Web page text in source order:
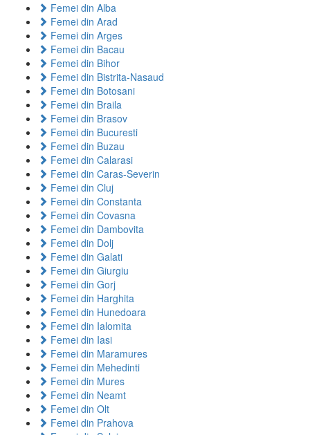
Femei din Alba
Femei din Arad
Femei din Arges
Femei din Bacau
Femei din Bihor
Femei din Bistrita-Nasaud
Femei din Botosani
Femei din Braila
Femei din Brasov
Femei din Bucuresti
Femei din Buzau
Femei din Calarasi
Femei din Caras-Severin
Femei din Cluj
Femei din Constanta
Femei din Covasna
Femei din Dambovita
Femei din Dolj
Femei din Galati
Femei din Giurgiu
Femei din Gorj
Femei din Harghita
Femei din Hunedoara
Femei din Ialomita
Femei din Iasi
Femei din Maramures
Femei din Mehedinti
Femei din Mures
Femei din Neamt
Femei din Olt
Femei din Prahova